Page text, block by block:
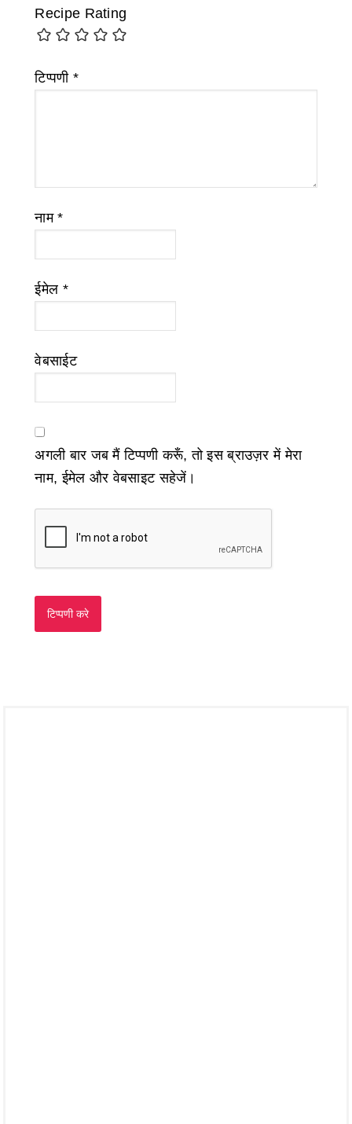
Recipe Rating
टिप्पणी *
नाम*
ईमेल *
वेबसाईट
अगली बार जब मैं टिप्पणी करूँ, तो इस ब्राउज़र में मेरा
नाम, ईमेल और वेबसाइट सहेजें।